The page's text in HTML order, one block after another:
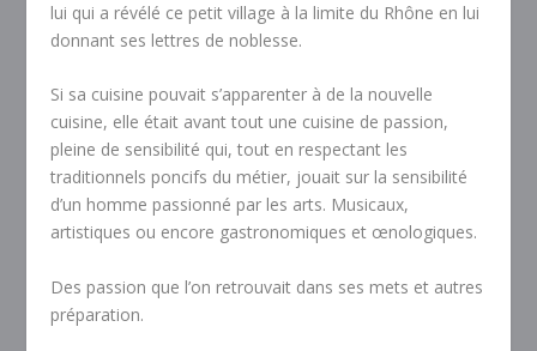
lui qui a révélé ce petit village à la limite du Rhône en lui
donnant ses lettres de noblesse.
Si sa cuisine pouvait s’apparenter à de la nouvelle
cuisine, elle était avant tout une cuisine de passion,
pleine de sensibilité qui, tout en respectant les
traditionnels poncifs du métier, jouait sur la sensibilité
d’un homme passionné par les arts. Musicaux,
artistiques ou encore gastronomiques et œnologiques.
Des passion que l’on retrouvait dans ses mets et autres
préparation.